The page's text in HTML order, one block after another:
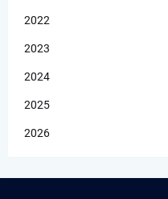
2022
2023
2024
2025
2026